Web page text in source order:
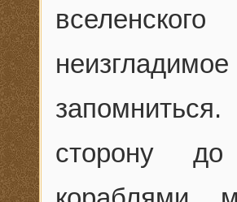
сторону до